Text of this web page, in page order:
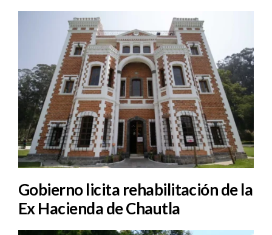
Gobierno licita rehabilitación de la
Ex Hacienda de Chautla